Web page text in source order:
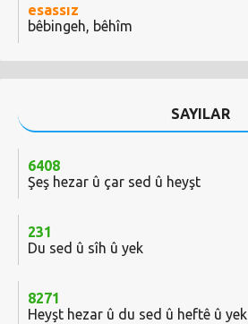
esassız
bêbingeh, bêhîm
SAYILAR
6408
Şeş hezar û çar sed û heyşt
231
Du sed û sîh û yek
8271
Heyşt hezar û du sed û heftê û yek